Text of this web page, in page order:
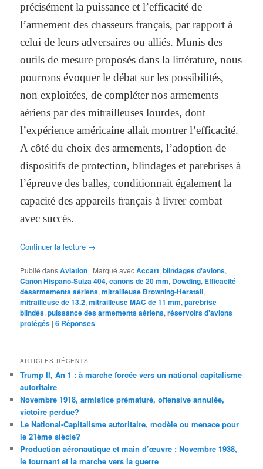
précisément la puissance et l’efficacité de
l’armement des chasseurs français, par rapport à
celui de leurs adversaires ou alliés. Munis des
outils de mesure proposés dans la littérature, nous
pourrons évoquer le débat sur les possibilités,
non exploitées, de compléter nos armements
aériens par des mitrailleuses lourdes, dont
l’expérience américaine allait montrer l’efficacité.
A côté du choix des armements, l’adoption de
dispositifs de protection, blindages et parebrises à
l’épreuve des balles, conditionnait également la
capacité des appareils français à livrer combat
avec succès.
Continuer la lecture →
Publié dansAviation | Marqué avecAccart,blindages d'avions,
Canon Hispano-Suiza 404,canons de 20 mm, Dowding, Efficacité
desarmements aériens,mitrailleuse Browning-Herstall,
mitrailleuse de 13.2,mitrailleuse MAC de 11 mm,parebrise
blindés,puissance des armements aériens,réservoirs d'avions
protégés |6 Réponses
ARTICLES RÉCENTS
Trump II, An 1 : à marche forcée vers un national capitalisme
autoritaire
Novembre 1918, armistice prématuré, offensive annulée,
victoire perdue?
Le National-Capitalisme autoritaire, modèle ou menace pour
le 21ème siècle?
Production aéronautique et main d’œuvre : Novembre 1938,
le tournant et la marche vers la guerre